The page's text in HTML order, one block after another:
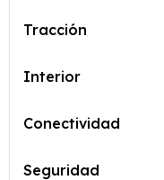
Tracción
Interior
Conectividad
Seguridad